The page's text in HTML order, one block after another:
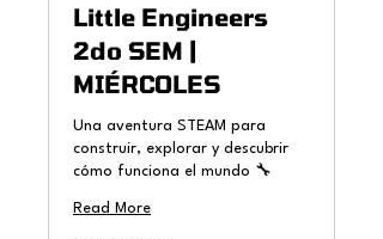
Little Engineers
2do SEM |
MIÉRCOLES
Una aventura STEAM para
construir, explorar y descubrir
cómo funciona el mundo 🔧
Read More